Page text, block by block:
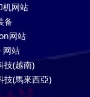
机网站
备
网站
网站
技(越南)
技(馬來西亞)